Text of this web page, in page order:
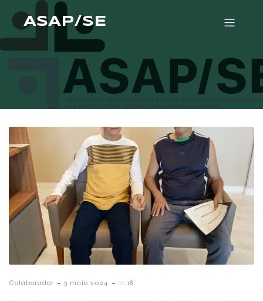
ASAP/SE
Colaborador - 3 maio 2024 - 11:18